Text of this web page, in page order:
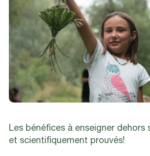
Les bénéfices à enseigner dehors
et scientifiquement prouvés!